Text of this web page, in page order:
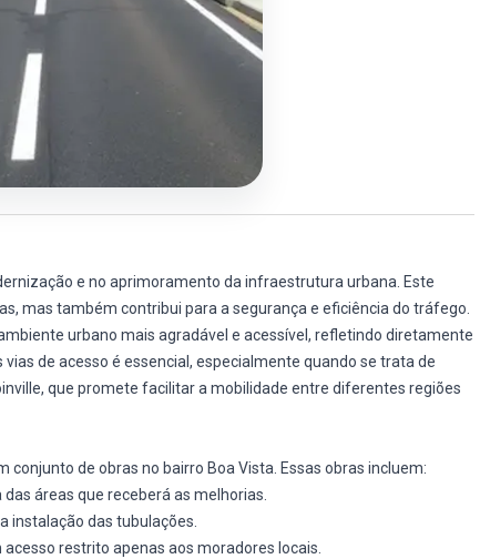
e no aprimoramento da infraestrutura urbana. Este
mas também contribui para a segurança e eficiência do tráfego.
urbano mais agradável e acessível, refletindo diretamente
de acesso é essencial, especialmente quando se trata de
que promete facilitar a mobilidade entre diferentes regiões
de obras no bairro Boa Vista. Essas obras incluem:
das áreas que receberá as melhorias.
instalação das tubulações.
restrito apenas aos moradores locais.